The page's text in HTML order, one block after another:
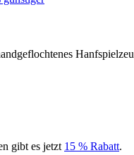
gibt es jetzt 15 % Rabatt.